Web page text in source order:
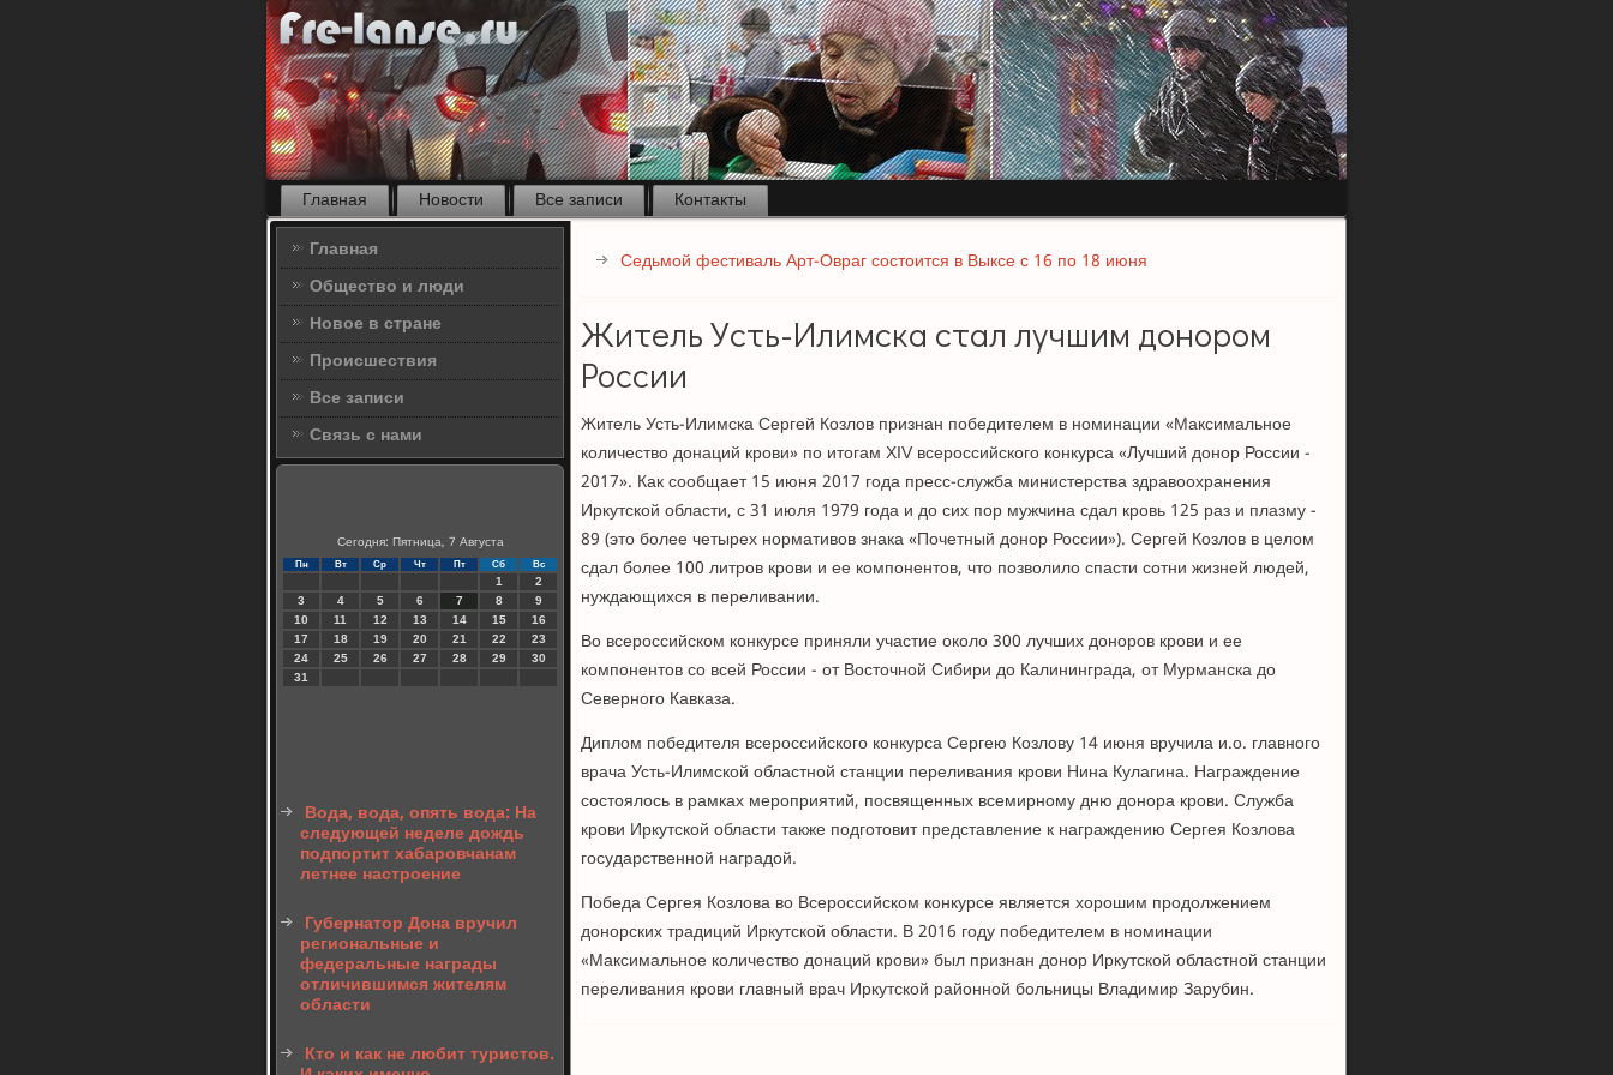
Главная Новости Все записи
Контакты
Главная
Общество и люди
Новое в стране
Происшествия
Все записи
Связь с нами
Сегодня: Пятница, 7 Августа
Пн Вт Ср Чт Пт Сб Вс
1
2
3
4 5 6 7 8
9
10
11 12 13 14 15
16
17
18 19 20 21 22
23
24
25 26 27 28 29
30
31
Вода, вода, опять вода: На
следующей неделе дождь
подпортит хабаровчанам
летнее настроение
Губернатор Дона вручил
региональные и
федеральные награды
отличившимся жителям
области
Кто и как не любит туристов.
Седьмой фестиваль Арт-Овраг состоится в Выксе с 16 по 18 июня
Житель Усть-Илимска стал лучшим донором
России
Житель Усть-Илимска Сергей Козлов признан победителем в номинации «Максимальное
количество донаций крови» по итогам XIV всероссийского конкурса «Лучший донор России -
2017». Как сообщает 15 июня 2017 года пресс-служба министерства здравоохранения
Иркутской области, с 31 июля 1979 года и до сих пор мужчина сдал кровь 125 раз и плазму -
89 (это более четырех нормативов знака «Почетный донор России»). Сергей Козлов в целом
сдал более 100 литров крови и ее компонентов, что позволило спасти сотни жизней людей,
нуждающихся в переливании.
Во всероссийском конкурсе приняли участие около 300 лучших доноров крови и ее
компонентов со всей России - от Восточной Сибири до Калининграда, от Мурманска до
Северного Кавказа.
Диплом победителя всероссийского конкурса Сергею Козлову 14 июня вручила и.о. главного
врача Усть-Илимской областной станции переливания крови Нина Кулагина. Награждение
состоялось в рамках мероприятий, посвященных всемирному дню донора крови. Служба
крови Иркутской области также подготовит представление к награждению Сергея Козлова
государственной наградой.
Победа Сергея Козлова во Всероссийском конкурсе является хорошим продолжением
донорских традиций Иркутской области. В 2016 году победителем в номинации
«Максимальное количество донаций крови» был признан донор Иркутской областной станции
переливания крови главный врач Иркутской районной больницы Владимир Зарубин.